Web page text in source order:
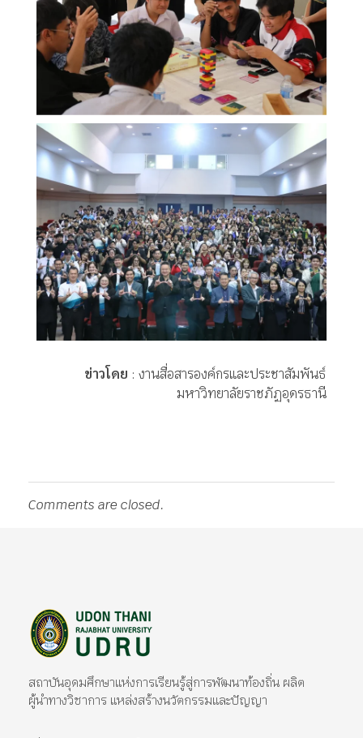
ข่าวโดย : งานสื่อสารองค์กรและประชาสัมพันธ์
มหาวิทยาลัยราชภัฏอุดรธานี
Comments are closed.
สถาบันอุดมศึกษาแห่งการเรียนรู้สู่การพัฒนาท้องถิ่น ผลิต
ผู้นำทางวิชาการ แหล่งสร้างนวัตกรรมและปัญญา